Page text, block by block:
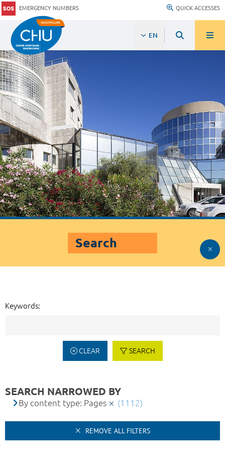
EMERGENCY NUMBERS QUICK ACCESSES
EN
Search
Keywords:
CLEAR SEARCH
SEARCH NARROWED BY
By content type: Pages (1112)
REMOVE ALL FILTERS